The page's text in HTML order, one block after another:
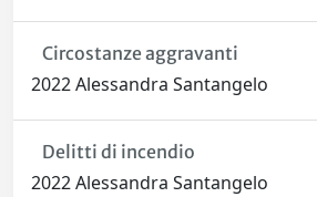
Circostanze aggravanti
2022 Alessandra Santangelo
Delitti di incendio
2022 Alessandra Santangelo